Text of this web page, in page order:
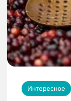
Интересное